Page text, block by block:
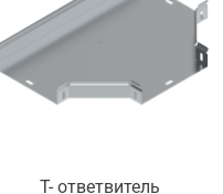
Т- ответвитель